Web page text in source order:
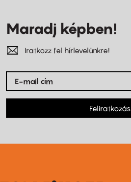
Maradj képben!
Iratkozz fel hírlevelünkre!
Feliratkozás